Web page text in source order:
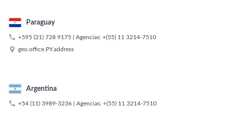
Paraguay
 +595 (21) 728 9175 | Agencias: +(55) 11 3214-7510
 geo.office.PY.address
Argentina
 +54 (11) 3989-3236 | Agencias: +(55) 11 3214-7510